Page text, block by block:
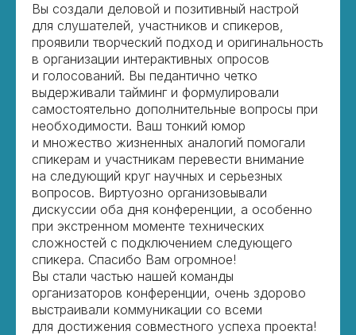
Вы создали деловой и позитивный настрой
для слушателей, участников и спикеров,
проявили творческий подход и оригинальность
в организации интерактивных опросов
и голосований. Вы педантично четко
выдерживали тайминг и формулировали
самостоятельно дополнительные вопросы при
необходимости. Ваш тонкий юмор
и множество жизненных аналогий помогали
спикерам и участникам перевести внимание
на следующий круг научных и серьезных
вопросов. Виртуозно организовывали
дискуссии оба дня конференции, а особенно
при экстренном моменте технических
сложностей с подключением следующего
спикера. Спасибо Вам огромное!
Вы стали частью нашей команды
организаторов конференции, очень здорово
выстраивали коммуникации со всеми
для достижения совместного успеха проекта!